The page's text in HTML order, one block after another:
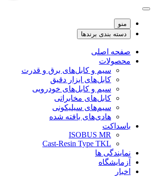
منو
دسته بندی برندها
صفحه اصلی
محصولات
سیم و کابل‌های برق و قدرت
کابل‌های ابزار دقیق
سیم و کابل‌های خودرویی
کابل‌‌های مخابراتی
سیم‌های سیلیکونی
هادی‌های بافته شده
باسداکت
ISOBUS MR
Cast-Resin Type TKL
نمایندگی ها
آزمایشگاه
اخبار